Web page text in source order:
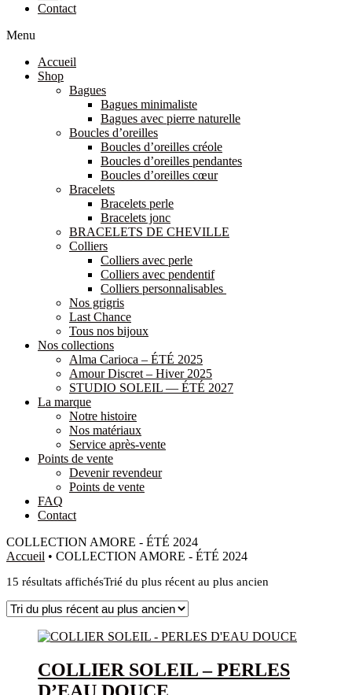
Contact
Menu
Accueil
Shop
Bagues
Bagues minimaliste
Bagues avec pierre naturelle
Boucles d’oreilles
Boucles d’oreilles créole
Boucles d’oreilles pendantes
Boucles d’oreilles cœur
Bracelets
Bracelets perle
Bracelets jonc
BRACELETS DE CHEVILLE
Colliers
Colliers avec perle
Colliers avec pendentif
Colliers personnalisables
Nos grigris
Last Chance
Tous nos bijoux
Nos collections
Alma Carioca – ÉTÉ 2025
Amour Discret – Hiver 2025
STUDIO SOLEIL — ÉTÉ 2027
La marque
Notre histoire
Nos matériaux
Service après-vente
Points de vente
Devenir revendeur
Points de vente
FAQ
Contact
COLLECTION AMORE - ÉTÉ 2024
Accueil • COLLECTION AMORE - ÉTÉ 2024
15 résultats affichésTrié du plus récent au plus ancien
COLLIER SOLEIL – PERLES